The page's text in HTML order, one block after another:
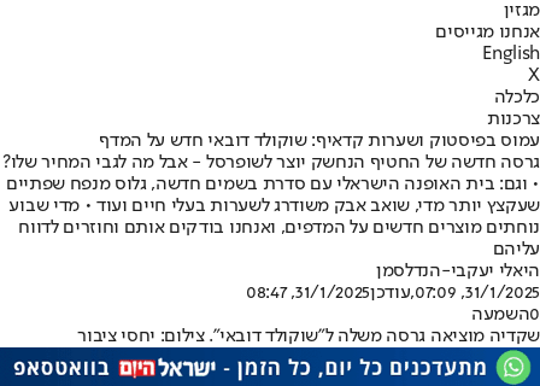
מגזין
אנחנו מגייסים
English
X
כלכלה
צרכנות
עמוס בפיסטוק ושערות קדאיף: שוקולד דובאי חדש על המדף
גרסה חדשה של החטיף הנחשק יוצר לשופרסל - אבל מה לגבי המחיר שלו?
• וגם: בית האופנה הישראלי עם סדרת בשמים חדשה, גלוס מנפח שפתיים
שעקצץ יותר מדי, שואב אבק משודרג לשערות בעלי חיים ועוד • מדי שבוע
נוחתים מוצרים חדשים על המדפים, ואנחנו בודקים אותם וחוזרים לדווח
עליהם
היאלי יעקבי-הנדלסמן
31/1/2025, 07:09
,עודכן31/1/2025, 08:47
0השמעה
שקדיה מוציאה גרסה משלה ל"שוקולד דובאי". צילום: יחסי ציבור